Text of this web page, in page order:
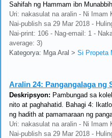
Sahifah ng Hammam ibn
Uri: nakasulat na aralin - Ni Imam
Nai-publish sa 29 Mar 2018 -
Nai-print: 106 - Nag-email: 1 -
average: 3)
Kategorya: Mga Aral > Si Propeta
Aralin 24: Pangangalaga ng
Deskripsyon: Pambungad sa
nito at paghahatid. Bahagi 4:
ng hadith at pamamaraan ng
Uri: nakasulat na aralin - Ni Imam
Nai-publish sa 29 Mar 2018 -